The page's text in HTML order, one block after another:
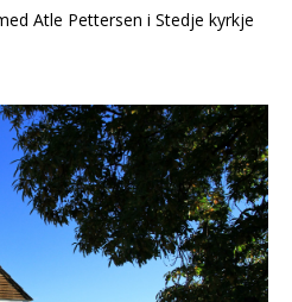
Atle Pettersen i Stedje kyrkje